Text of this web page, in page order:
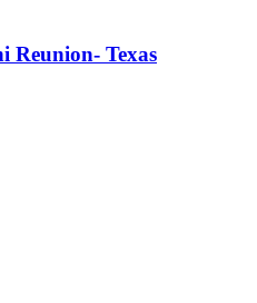
Reunion- Texas